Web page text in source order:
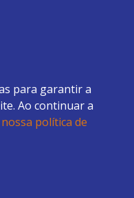
para garantir a
Ao continuar a
nossa política de